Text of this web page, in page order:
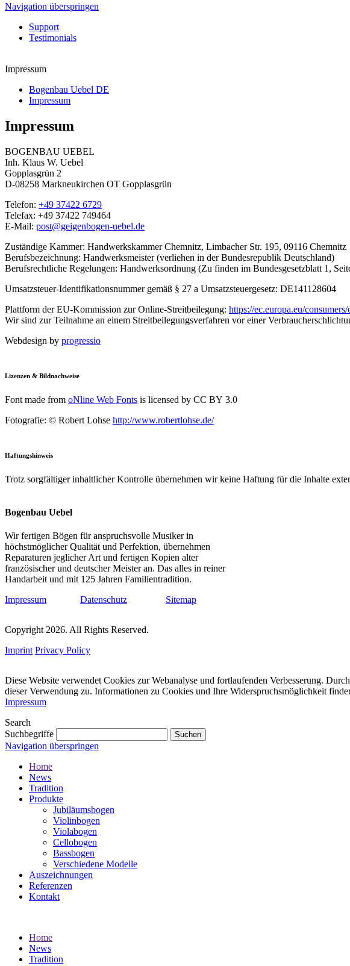
Navigation überspringen
Support
Testimonials
Impressum
Bogenbau Uebel DE
Impressum
Impressum
BOGENBAU UEBEL
Inh. Klaus W. Uebel
Gopplasgrün 2
D-08258 Markneukirchen OT Gopplasgrün
Telefon: +49 37422 6729
Telefax: +49 37422 749464
E-Mail: post@geigenbogen-uebel.de
Zuständige Kammer: Handwerks­kammer Chemnitz, Limbacher Str. 195, 09116 Chemnitz
Berufs­bezeichnung: Handwerks­meister (verliehen in der Bundes­republik Deutschland)
Berufs­rechtliche Regelungen: Hand­werks­ordnung (Zu finden im Bundes­gesetz­blatt 1,
Umsatz­steuer-Identifikations­nummer gemäß § 27 a Umsatz­steuer­gesetz: DE141128604
Plattform der EU-Kommission zur Online-Streit­beilegung: https://ec.europa.eu/consumers/
Wir sind zur Teilnahme an einem Streit­beilegungs­verfahren vor einer
Webdesign by progressio
Lizenzen & Bildnachweise
Font made from oNline Web Fonts is licensed by CC BY 3.0
Fotografie: © Robert Lohse http://www.robertlohse.de/
Haftungshinweis
Trotz sorgfältiger inhaltlicher Kontrolle übernehmen wir keine Haftung für die Inhalte
Bogenbau Uebel
Wir fertigen Bögen für anspruchsvolle Musiker in
höchstmöglicher Qualität und Perfektion, übernehmen
Reparaturen jeglicher Art und fertigen Kopien alter
französischer und deutscher Meister an. Das alles in reiner
Handarbeit und mit 125 Jahren Familientradition.
Impressum
Datenschutz Sitemap
Copyright 2026. All Rights Reserved.
Imprint Privacy Policy
Diese Website verwendet Cookies zur Webanalyse und fortlaufenden Verbesserung.
dieser Verwendung zu. Informationen zu Cookies und Ihre Widerspruchsmöglichkeit
Impressum
Search
Suchbegriffe
Navigation überspringen
Home
News
Tradition
Produkte
Jubiläumsbogen
Violinbogen
Violabogen
Cellobogen
Bassbogen
Verschiedene Modelle
Auszeichnungen
Referenzen
Kontakt
Home
News
Tradition